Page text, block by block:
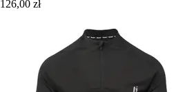
126,00 zł